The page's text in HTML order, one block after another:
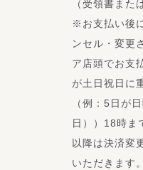
（受領書また
※お支払い後
ンセル・変更
ア店頭でお支
が土日祝日に
（例：5日が
日））18時ま
以降は決済変
いただきます。